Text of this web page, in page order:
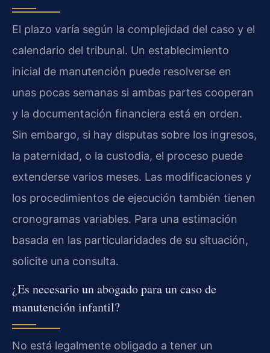
El plazo varía según la complejidad del caso y el
calendario del tribunal. Un establecimiento
inicial de manutención puede resolverse en
unas pocas semanas si ambas partes cooperan
y la documentación financiera está en orden.
Sin embargo, si hay disputas sobre los ingresos,
la paternidad, o la custodia, el proceso puede
extenderse varios meses. Las modificaciones y
los procedimientos de ejecución también tienen
cronogramas variables. Para una estimación
basada en las particularidades de su situación,
solicite una consulta.
¿Es necesario un abogado para un caso de
manutención infantil?
No está legalmente obligado a tener un